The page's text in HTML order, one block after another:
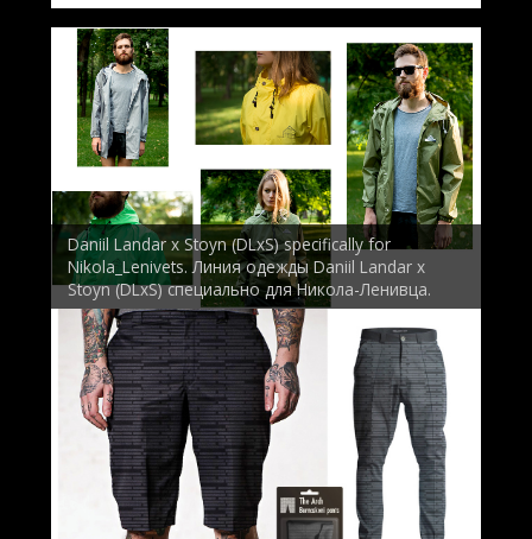
Daniil Landar x Stoyn (DLxS) specifically for
Nikola_Lenivets. Линия одежды Daniil Landar x
Stoyn (DLxS) специально для Никола-Ленивца.